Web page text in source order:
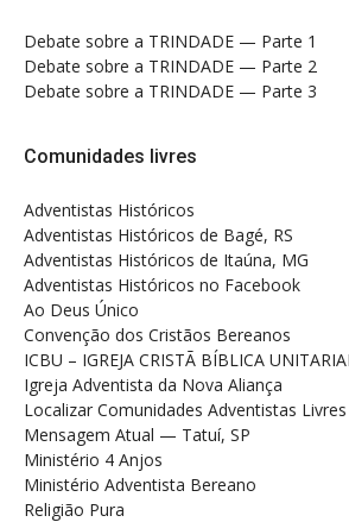
Debate sobre a TRINDADE — Parte 1
Debate sobre a TRINDADE — Parte 2
Debate sobre a TRINDADE — Parte 3
Comunidades livres
Adventistas Históricos
Adventistas Históricos de Bagé, RS
Adventistas Históricos de Itaúna, MG
Adventistas Históricos no Facebook
Ao Deus Único
Convenção dos Cristãos Bereanos
ICBU – IGREJA CRISTÃ BÍBLICA
Igreja Adventista da Nova Aliança
Localizar Comunidades Adventistas Livres
Mensagem Atual — Tatuí, SP
Ministério 4 Anjos
Ministério Adventista Bereano
Religião Pura